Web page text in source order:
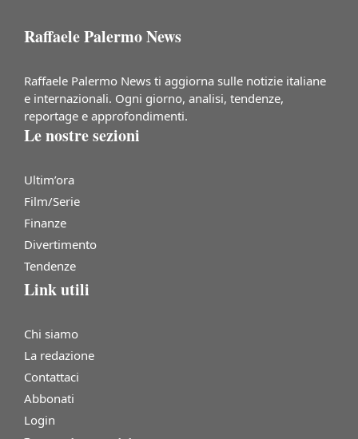
Raffaele Palermo News
Raffaele Palermo News ti aggiorna sulle notizie italiane
e internazionali. Ogni giorno, analisi, tendenze,
reportage e approfondimenti.
Le nostre sezioni
Ultim’ora
Film/Serie
Finanze
Divertimento
Tendenze
Link utili
Chi siamo
La redazione
Contattaci
Abbonati
Login